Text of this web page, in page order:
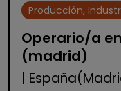
Producción,
Operario/a
(madrid)
|